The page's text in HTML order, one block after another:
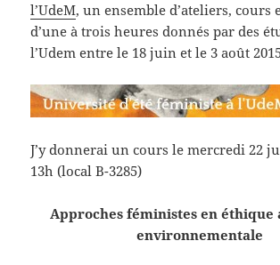
l’UdeM, un ensemble d’ateliers, cours
d’une à trois heures donnés par des
l’Udem entre le 18 juin et le 3 août
J’y donnerai un cours le mercredi 22
13h (local B-3285)
Approches féministes en éthique
environnementale